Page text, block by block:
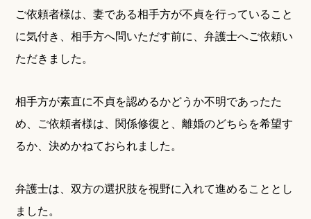
ご依頼者様は、妻である相手方が不貞を行っていること
に気付き、相手方へ問いただす前に、弁護士へご依頼い
ただきました。
相手方が素直に不貞を認めるかどうか不明であったた
め、ご依頼者様は、関係修復と、離婚のどちらを希望す
るか、決めかねておられました。
弁護士は、双方の選択肢を視野に入れて進めることとし
ました。